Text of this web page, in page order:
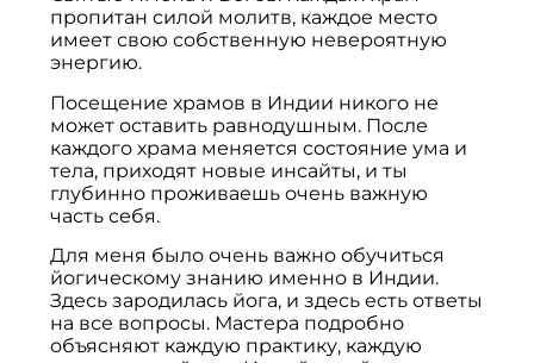
пропитан силой молитв, каждое место
имеет свою собственную невероятную
энергию.
Посещение храмов в Индии никого не
может оставить равнодушным. После
каждого храма меняется состояние ума и
тела, приходят новые инсайты, и ты
глубинно проживаешь очень важную
часть себя.
Для меня было очень важно обучиться
йогическому знанию именно в Индии.
Здесь зародилась йога, и здесь есть ответы
на все вопросы. Мастера подробно
объясняют каждую практику, каждую